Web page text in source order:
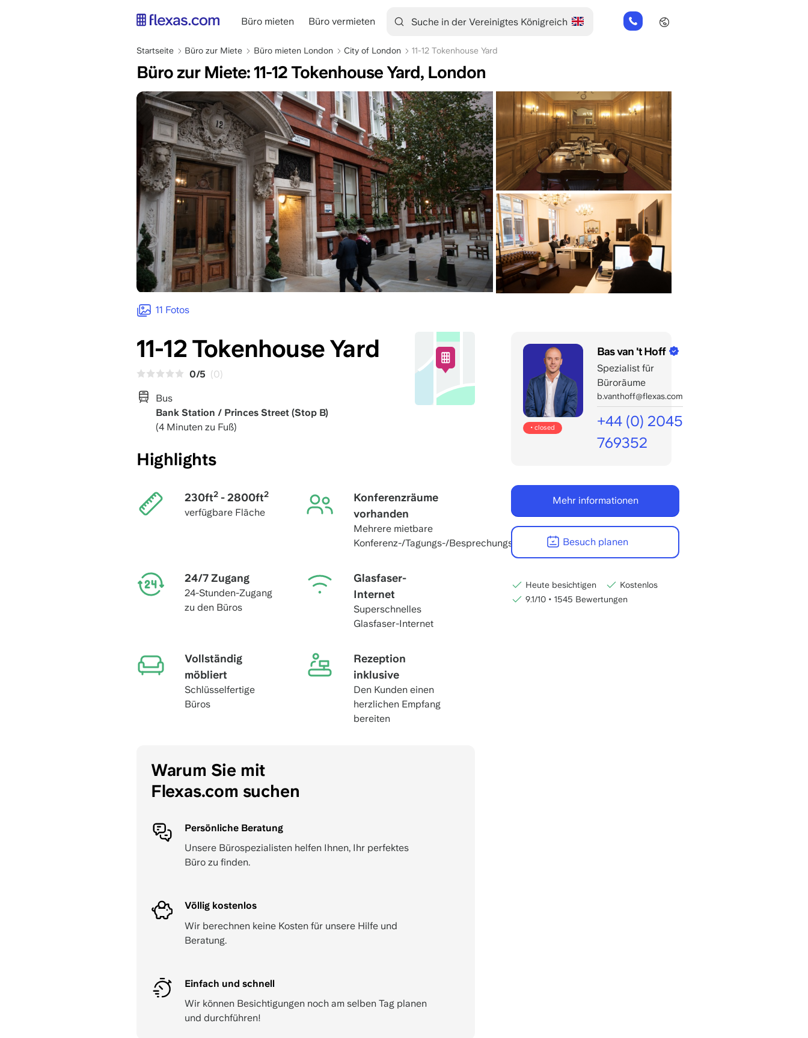
main
DE
Büro mieten Büro vermieten
+44
(0)
Pfadnavigation
Startseite Büro zur Miete Büro mieten London City of London 11-12 Tokenhouse Yard
Büro zur Miete: 11-12 Tokenhouse Yard, London
11 Fotos
11-12 Tokenhouse Yard
0/5 (0)
Bus
Bank Station / Princes Street (Stop B)
(4 Minuten zu Fuß)
Highlights
230ft2- 2800ft2
verfügbare Fläche
Konferenzräume
vorhanden
Mehrere mietbare
Konferenz-/Tagungs-/Besprechungsräume
24/7 Zugang
24-Stunden-Zugang
zu den Büros
Glasfaser-
Internet
Superschnelles
Glasfaser-Internet
Vollständig
möbliert
Schlüsselfertige
Büros
Rezeption
inklusive
Den Kunden einen
herzlichen Empfang
bereiten
Warum Sie mit
Flexas.com suchen
Persönliche Beratung
Unsere Bürospezialisten helfen Ihnen, Ihr perfektes
Büro zu finden.
Völlig kostenlos
Wir berechnen keine Kosten für unsere Hilfe und
Beratung.
Einfach und schnell
Wir können Besichtigungen noch am selben Tag planen
und durchführen!
• closed
Bas van 't Hoff
Spezialist für
Büroräume
b.vanthoff@flexas.com
+44 (0) 2045
769352
Anrufe
bis:
-
22:00
Mehr informationen
Besuch planen
Heute besichtigen
Kostenlos
9.1/10 • 1545 Bewertungen